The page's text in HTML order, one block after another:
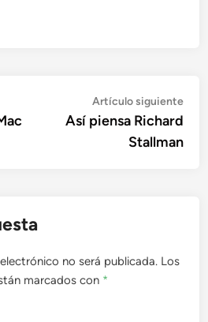
Artículo siguiente
Así piensa Richard
Stallman
no será publicada. Los
marcados con *